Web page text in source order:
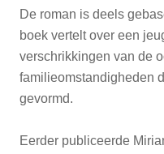
De roman is deels
boek vertelt over een
verschrikkingen van de
familieomstandigheden
gevormd.
Eerder publiceerde